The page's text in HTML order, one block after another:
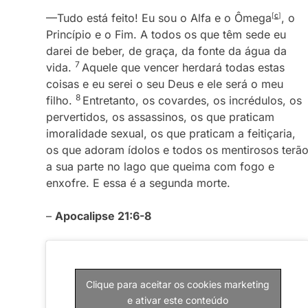
—Tudo está feito! Eu sou o Alfa e o Ômega[c], o
Princípio e o Fim. A todos os que têm sede eu
darei de beber, de graça, da fonte da água da
vida. 7 Aquele que vencer herdará todas estas
coisas e eu serei o seu Deus e ele será o meu
filho. 8 Entretanto, os covardes, os incrédulos, os
pervertidos, os assassinos, os que praticam
imoralidade sexual, os que praticam a feitiçaria,
os que adoram ídolos e todos os mentirosos terão
a sua parte no lago que queima com fogo e
enxofre. E essa é a segunda morte.
– Apocalipse 21:6-8
Clique para aceitar os cookies marketing
e ativar este conteúdo